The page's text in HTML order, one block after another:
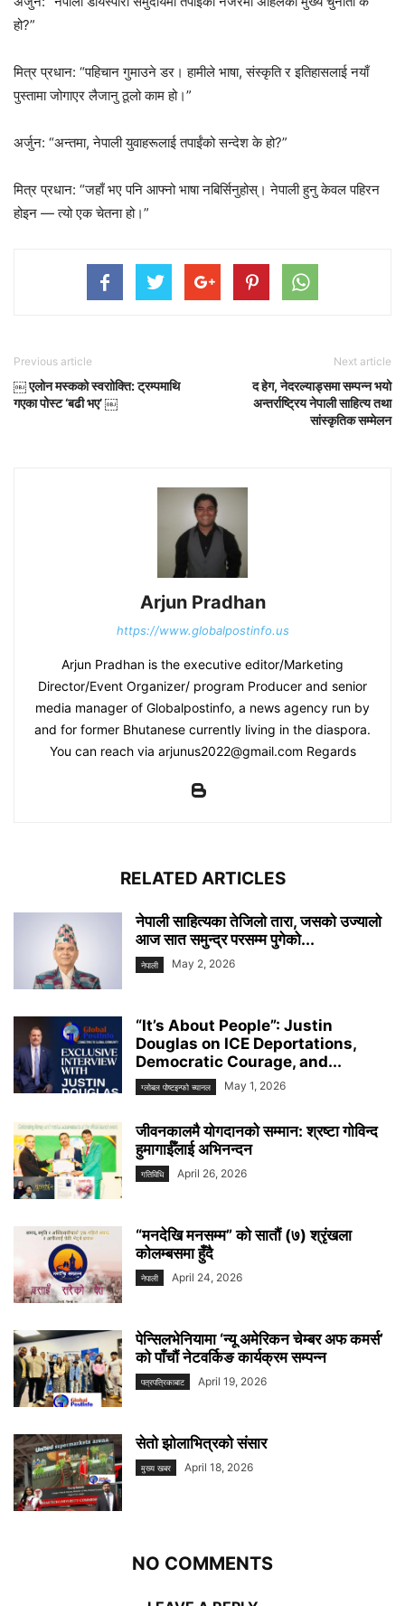
हो?”
मित्र प्रधान: “पहिचान गुमाउने डर। हामीले भाषा, संस्कृति र इतिहासलाई नयाँ
पुस्तामा जोगाएर लैजानु ठूलो काम हो।”
अर्जुन: “अन्तमा, नेपाली युवाहरूलाई तपाईंको सन्देश के हो?”
मित्र प्रधान: “जहाँ भए पनि आफ्नो भाषा नबिर्सिनुहोस्। नेपाली हुनु केवल पहिरन
होइन — त्यो एक चेतना हो।”
Previous article
￼ एलोन मस्कको स्वराोक्ति: ट्रम्पमाथि
गएका पोस्ट ‘बढी भए’ ￼
Next article
द हेग, नेदरल्याड्समा सम्पन्न भयो
अन्तर्राष्ट्रिय नेपाली साहित्य तथा
सांस्कृतिक सम्मेलन
Arjun Pradhan
https://www.globalpostinfo.us
Arjun Pradhan is the executive editor/Marketing
Director/Event Organizer/ program Producer and senior
media manager of Globalpostinfo, a news agency run by
and for former Bhutanese currently living in the diaspora.
You can reach via arjunus2022@gmail.com Regards
RELATED ARTICLES
नेपाली साहित्यका तेजिलो तारा, जसको उज्यालो
आज सात समुन्द्र परसम्म पुगेको...
नेपाली May 2, 2026
“It’s About People”: Justin
Douglas on ICE Deportations,
Democratic Courage, and...
ग्लोबल पोष्टइन्फो च्यानल May 1, 2026
जीवनकालमै योगदानको सम्मान: श्रष्टा गोविन्द
हुमागाईँलाई अभिनन्दन
गतिविधि April 26, 2026
“मनदेखि मनसम्म” को सातौं (७) श्रृंखला
कोलम्बसमा हुँदै
नेपाली April 24, 2026
पेन्सिलभेनियामा ‘न्यू अमेरिकन चेम्बर अफ कमर्स’
को पाँचौं नेटवर्किङ कार्यक्रम सम्पन्न
पत्रपत्रिकाबाट April 19, 2026
सेतो झोलाभित्रको संसार
मुख्य खबर April 18, 2026
NO COMMENTS